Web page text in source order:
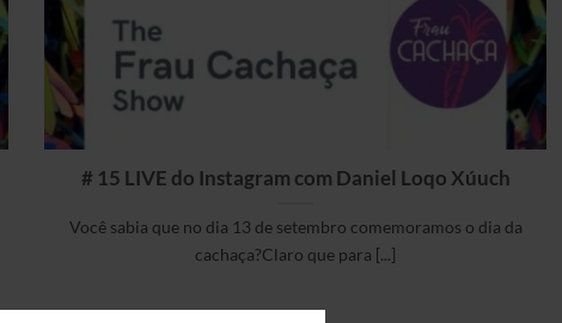
# 15 LIVE do Instagram com Daniel Loqo Xúuch
Você sabia que no dia 13 de setembro comemoramos o dia da
cachaça?Claro que para [...]